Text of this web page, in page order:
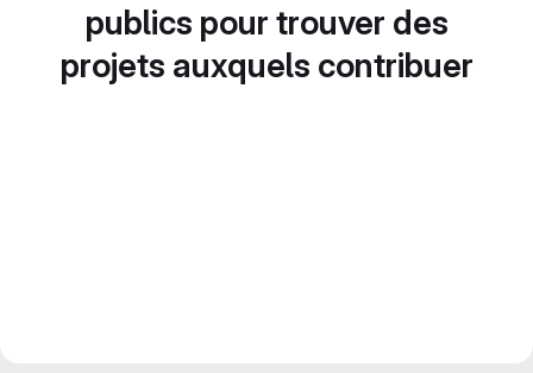
publics pour trouver des
projets auxquels contribuer